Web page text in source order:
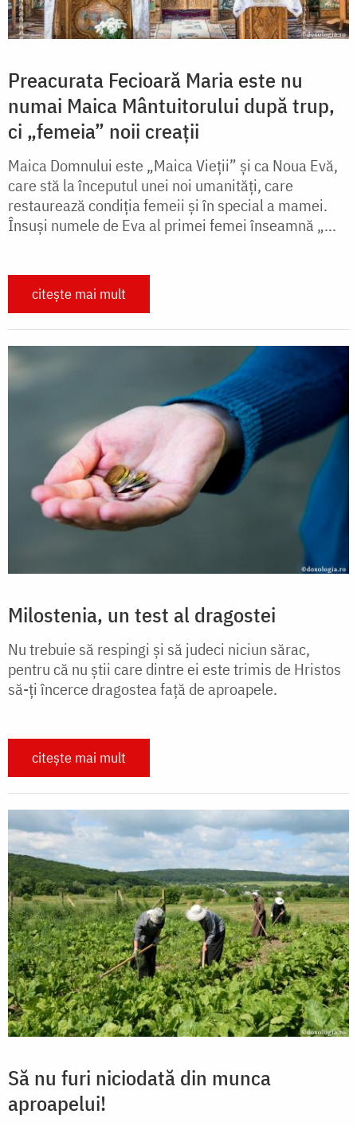
Preacurata Fecioară Maria este nu
numai Maica Mântuitorului după trup,
ci „femeia” noii creații
Maica Domnului este „Maica Vieții” și ca Noua Evă,
care stă la începutul unei noi umanități, care
restaurează condiția femeii și în special a mamei.
Însuși numele de Eva al primei femei înseamnă „...
citește mai mult
Milostenia, un test al dragostei
Nu trebuie să respingi și să judeci niciun sărac,
pentru că nu știi care dintre ei este trimis de Hristos
să-ți încerce dragostea față de aproapele.
citește mai mult
Să nu furi niciodată din munca
aproapelui!